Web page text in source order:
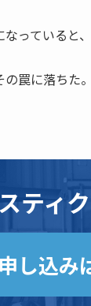
っていると
罠に落ちた。
ティ
し込み